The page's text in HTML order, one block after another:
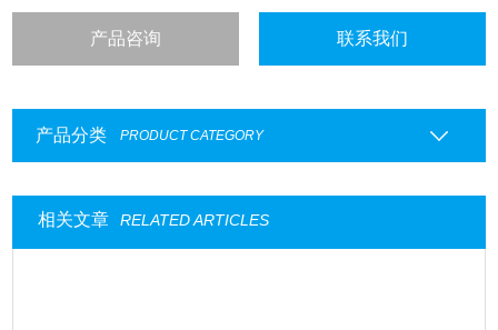
产品咨询 联系我们
产品分类 PRODUCT CATEGORY
相关文章 RELATED ARTICLES